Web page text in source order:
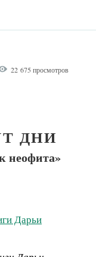
22 675 просмотров
ДНИ
неофита»
Дарьи